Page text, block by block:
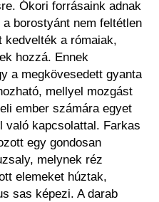
Ókori forrásaink adnak
borostyánt nem feltétlen
kedvelték a rómaiak,
hozzá. Ennek
a megkövesedett gyanta
mellyel mozgást
ember számára egyet
való kapcsolattal. Farkas
egy gondosan
melynek réz
elemeket húztak,
sas képezi. A darab